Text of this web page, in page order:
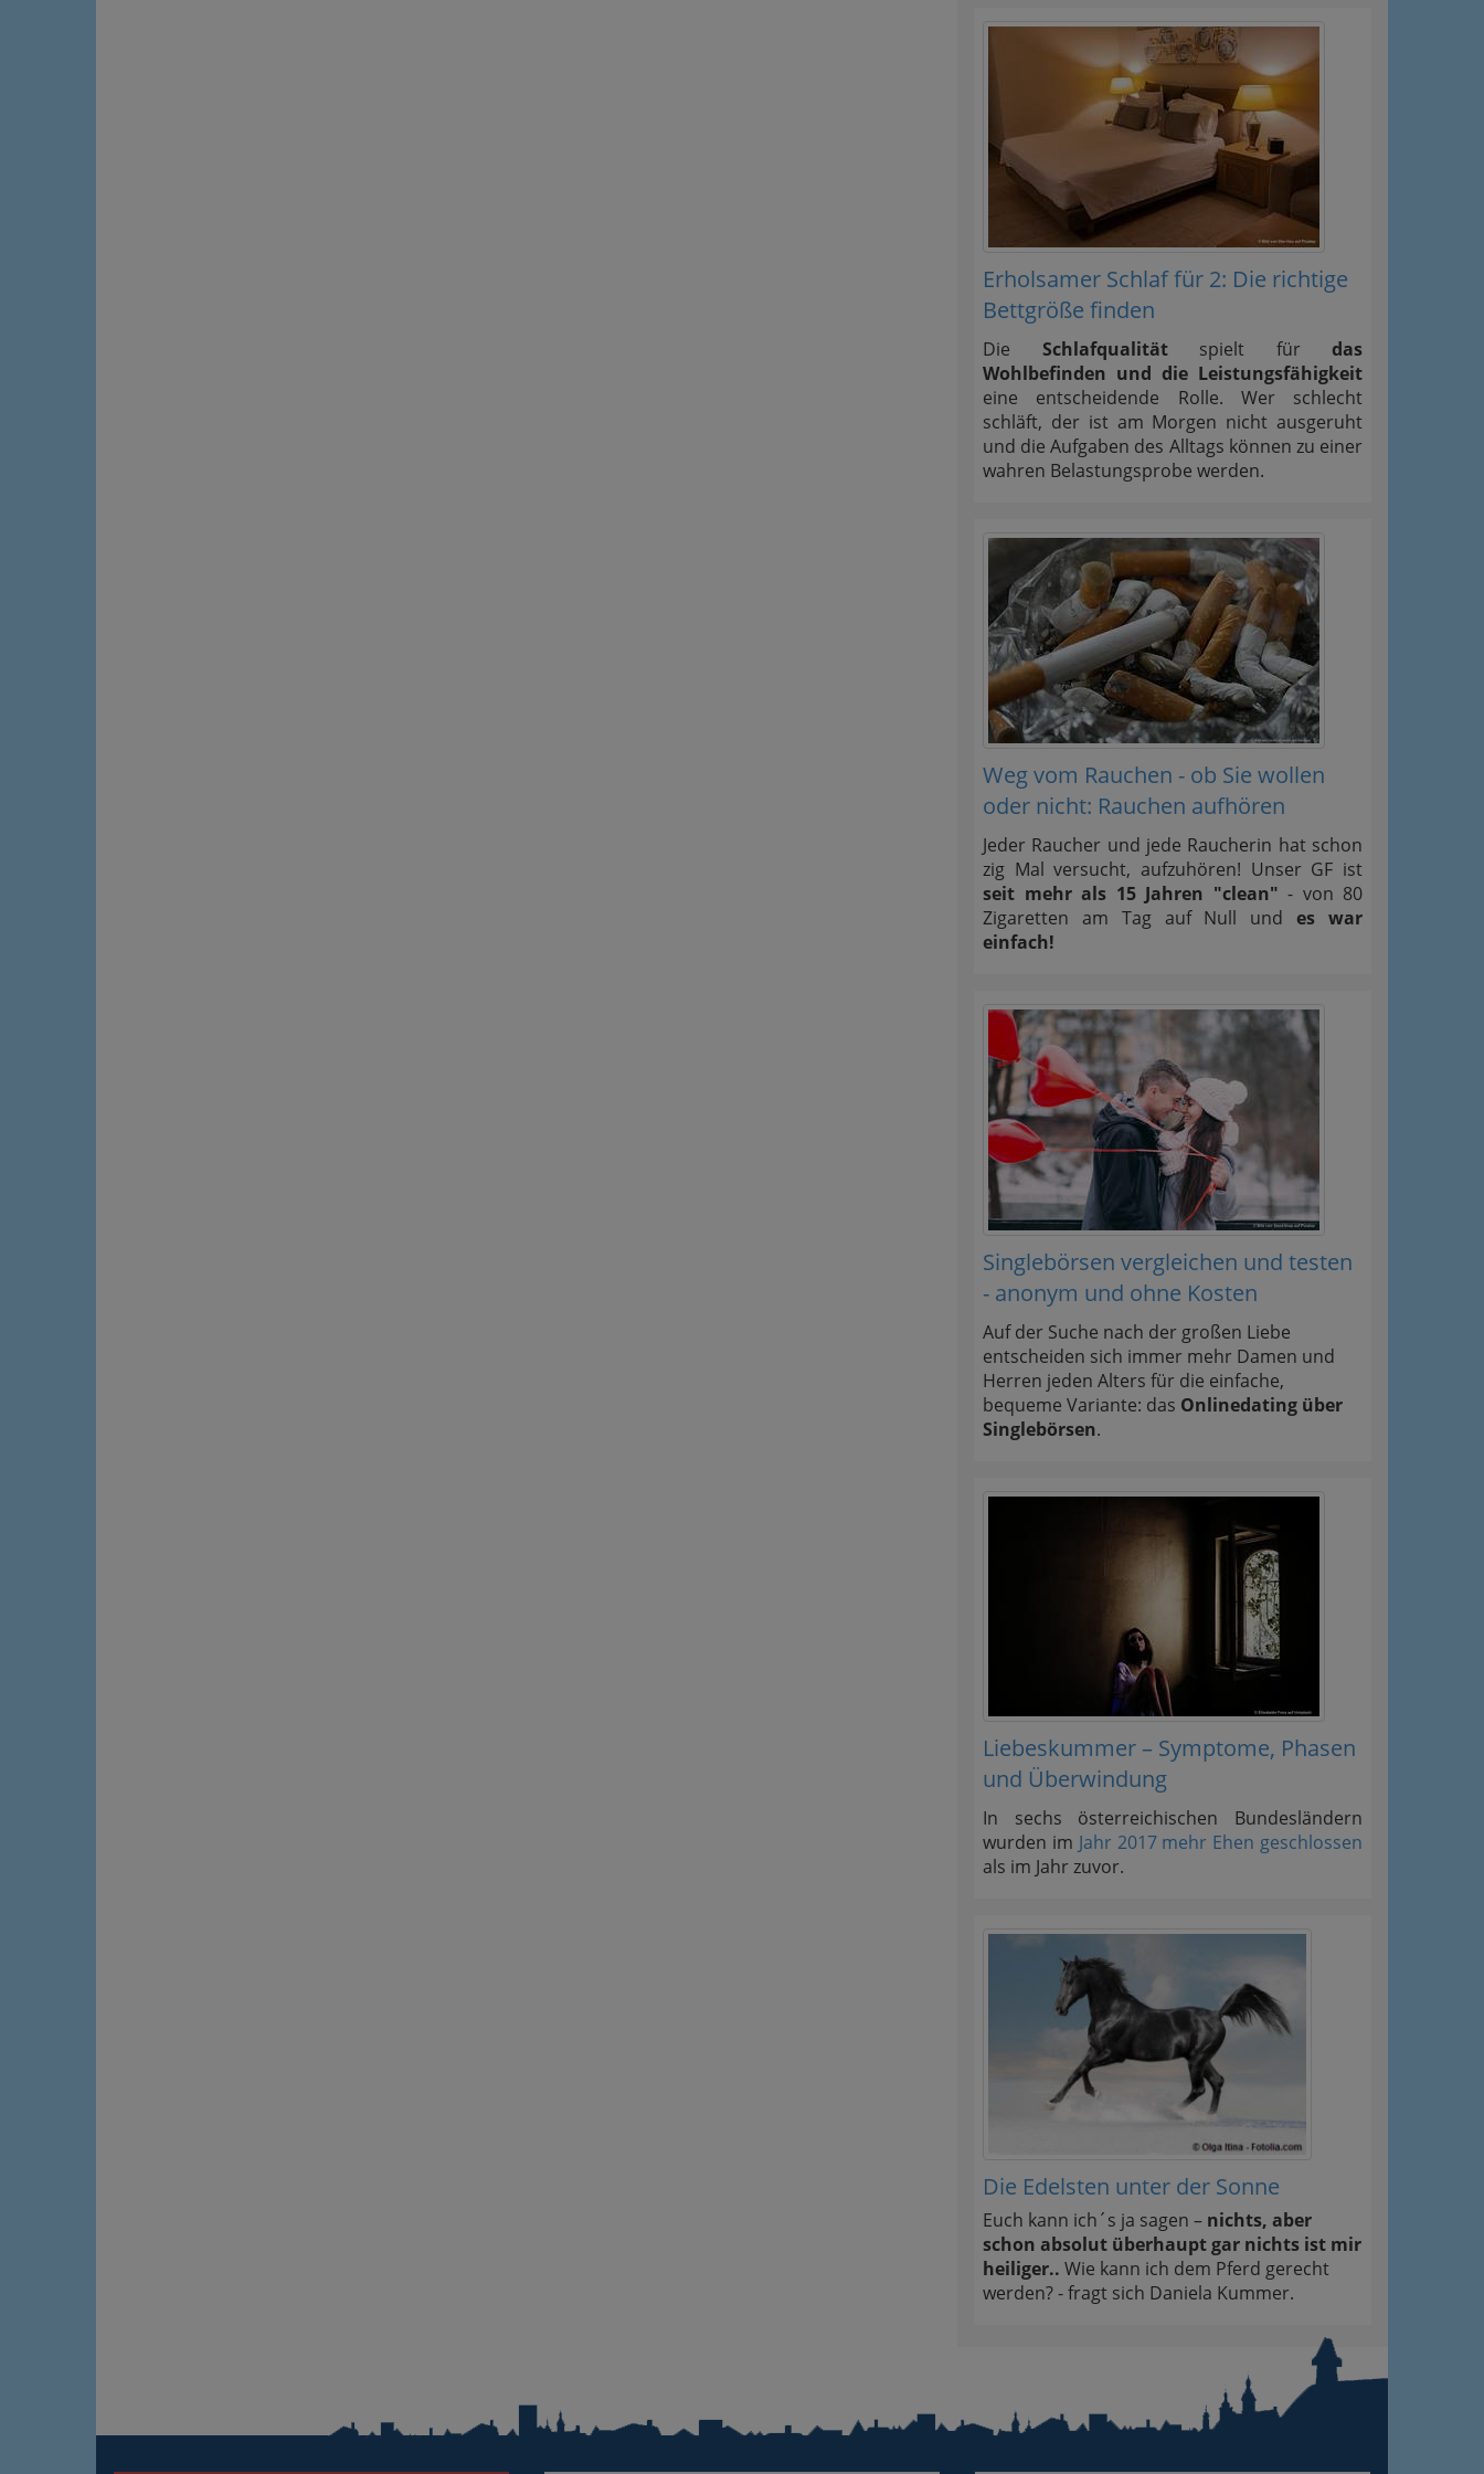
Erholsamer Schlaf für 2: Die richtige
Bettgröße finden
Die Schlafqualitätspielt für das
Wohlbefinden und die Leistungsfähigkeit
eine entscheidende Rolle. Wer schlecht
schläft, der ist am Morgen nicht ausgeruht
und die Aufgaben des Alltags können zu einer
wahren Belastungsprobe werden.
Weg vom Rauchen - ob Sie wollen
oder nicht: Rauchen aufhören
Jeder Raucher und jede Raucherin hat schon
zig Mal versucht, aufzuhören! Unser GF ist
seit mehr als 15 Jahren "clean" - von 80
Zigaretten am Tag auf Null undes war
einfach!
Singlebörsen vergleichen und testen
- anonym und ohne Kosten
Auf der Suche nach der großen Liebe
entscheiden sich immer mehr Damen und
Herren jeden Alters für die einfache,
bequeme Variante: das Onlinedating über
Singlebörsen.
Liebeskummer – Symptome, Phasen
und Überwindung
In sechs österreichischen Bundesländern
wurden im Jahr 2017 mehr Ehen geschlossen
als im Jahr zuvor.
Die Edelsten unter der Sonne
Euch kann ich´s ja sagen – nichts, aber
schon absolut überhaupt gar nichts ist mir
heiliger.. Wie kann ich dem Pferd gerecht
werden? - fragt sich Daniela Kummer.